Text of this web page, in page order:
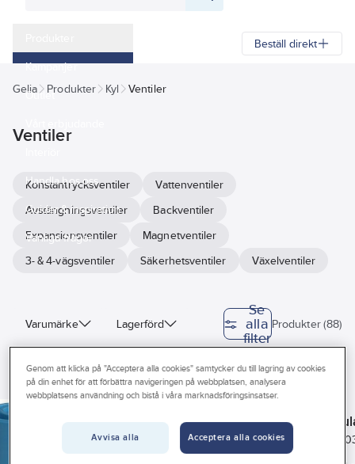
Kampanjer
Outlet
Handla hos oss
Guider & inspiration
Vanliga frågor
Beställ direkt
Gelia Produkter Kyl Ventiler
Ventiler
Konstantrycksventiler
Vattenventiler
Avstängningsventiler
Backventiler
Expansionsventiler
Magnetventiler
3- & 4-vägsventiler
Säkerhetsventiler Växelventiler
Varumärke Lagerförd
Köldmedium Arbetsområde
Se
alla
filter
Produkter (88)
DANFOSS
Magnetisk
4528080
CASTEL
Art nr:
7021830
Utvändig NPTF-
ITE
Testspole
Art nr: 4196320
PermanentmagnetKVL
Genom att klicka på "Acceptera alla cookies" samtycker du till lagring av cookies
på din enhet för att förbättra navigeringen på webbplatsen, analysera
webbplatsens användning och bistå i våra marknadsföringsinsatser.
Avvisa alla Acceptera alla cookies